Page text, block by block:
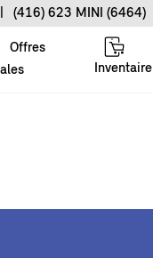
(416) 623 MINI (6464)
Offres
Inventaire